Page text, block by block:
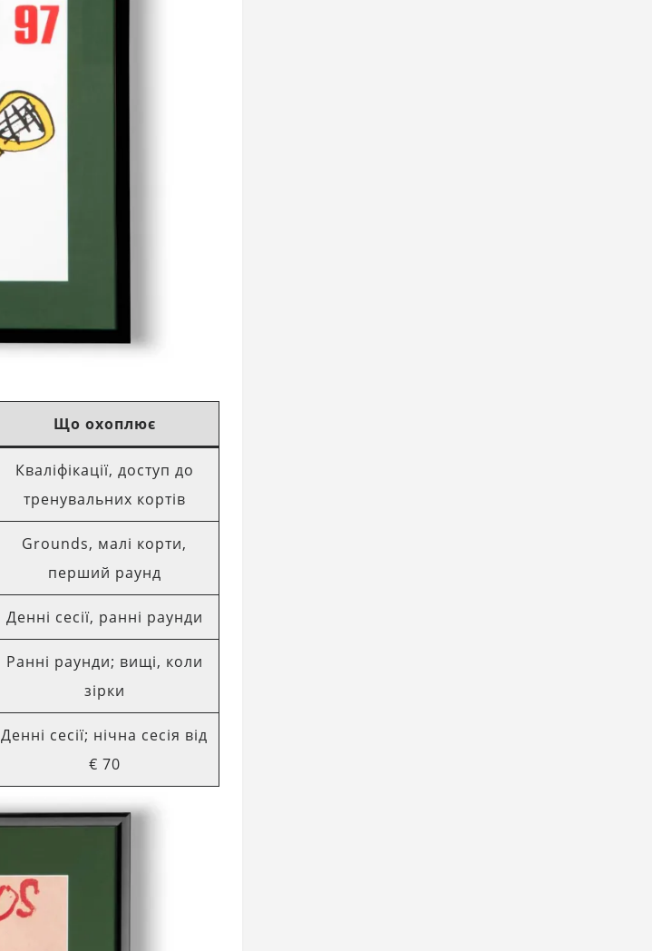
Що охоплює
Кваліфікації, доступ до
тренувальних кортів
Grounds, малі корти,
перший раунд
Денні сесії, ранні раунди
Ранні раунди; вищі, коли
зірки
Денні сесії; нічна сесія від
€ 70